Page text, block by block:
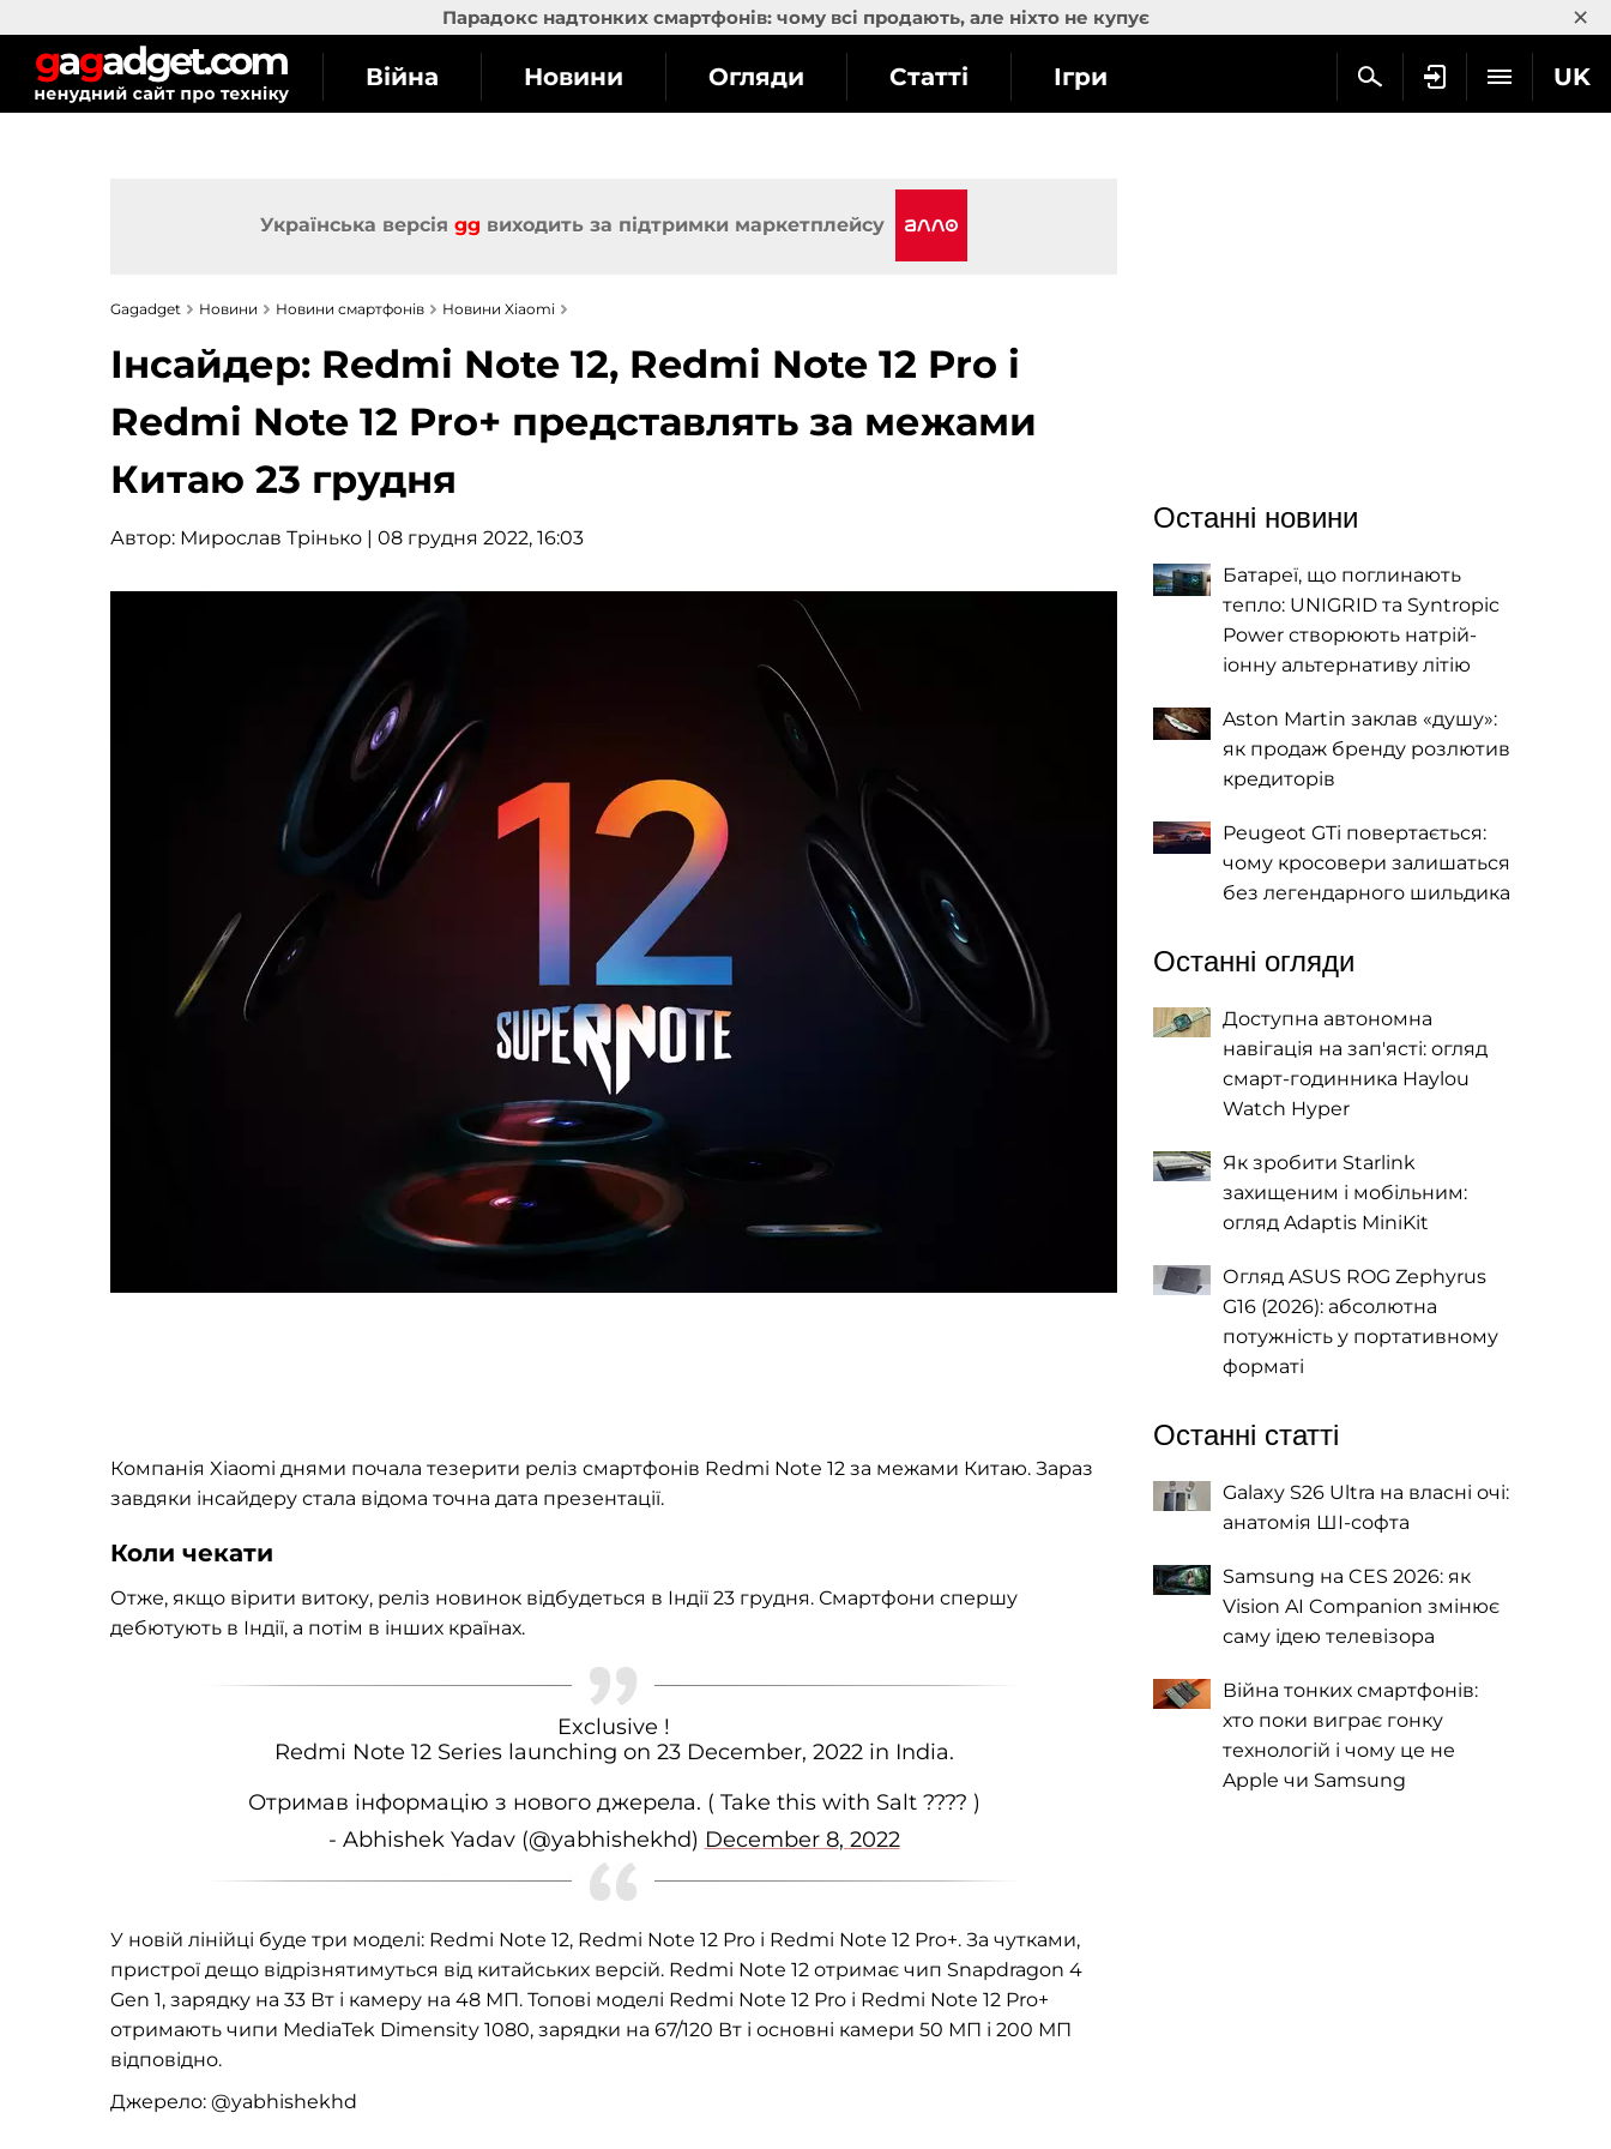
Парадокс надтонких смартфонів: чому всі продають, але ніхто не купує ×
UK
Війна Новини Огляди Статті Ігри
Українська версія gg виходить за підтримки маркетплейсу
Gagadget Новини Новини смартфонів Новини Xiaomi
Інсайдер: Redmi Note 12, Redmi Note 12 Pro і
Redmi Note 12 Pro+ представлять за межами
Китаю 23 грудня
Автор: Мирослав Трінько | 08 грудня 2022, 16:03
Компанія Xiaomi днями почала тезерити реліз смартфонів Redmi Note 12 за межами Китаю. Зараз
завдяки інсайдеру стала відома точна дата презентації.
Коли чекати
Отже, якщо вірити витоку, реліз новинок відбудеться в Індії 23 грудня. Смартфони спершу
дебютують в Індії, а потім в інших країнах.
Exclusive !
Redmi Note 12 Series launching on 23 December, 2022 in India.
Отримав інформацію з нового джерела. ( Take this with Salt ???? )
- Abhishek Yadav (@yabhishekhd) December 8, 2022
У новій лінійці буде три моделі: Redmi Note 12, Redmi Note 12 Pro і Redmi Note 12 Pro+. За чутками,
пристрої дещо відрізнятимуться від китайських версій. Redmi Note 12 отримає чип Snapdragon 4
Gen 1, зарядку на 33 Вт і камеру на 48 МП. Топові моделі Redmi Note 12 Pro і Redmi Note 12 Pro+
отримають чипи MediaTek Dimensity 1080, зарядки на 67/120 Вт і основні камери 50 МП і 200 МП
відповідно.
Джерело: @yabhishekhd
Останні новини
Батареї, що поглинають
тепло: UNIGRID та Syntropic
Power створюють натрій-
іонну альтернативу літію
Aston Martin заклав «душу»:
як продаж бренду розлютив
кредиторів
Peugeot GTi повертається:
чому кросовери залишаться
без легендарного шильдика
Останні огляди
Доступна автономна
навігація на зап'ясті: огляд
смарт-годинника Haylou
Watch Hyper
Як зробити Starlink
захищеним і мобільним:
огляд Adaptis MiniKit
Огляд ASUS ROG Zephyrus
G16 (2026): абсолютна
потужність у портативному
форматі
Останні статті
Galaxy S26 Ultra на власні очі:
анатомія ШІ-софта
Samsung на CES 2026: як
Vision AI Companion змінює
саму ідею телевізора
Війна тонких смартфонів:
хто поки виграє гонку
технологій і чому це не
Apple чи Samsung